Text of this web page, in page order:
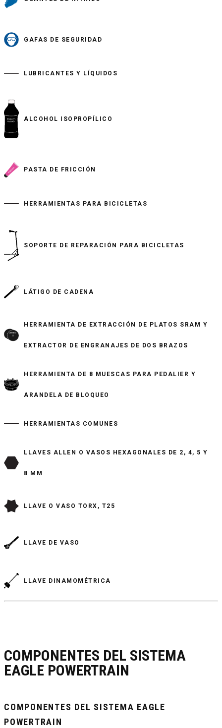
GAFAS DE SEGURIDAD
LUBRICANTES Y LÍQUIDOS
ALCOHOL ISOPROPÍLICO
PASTA DE FRICCIÓN
HERRAMIENTAS PARA BICICLETAS
SOPORTE DE REPARACIÓN PARA BICICLETAS
LÁTIGO DE CADENA
HERRAMIENTA DE EXTRACCIÓN DE PLATOS SRAM Y
EXTRACTOR DE ENGRANAJES DE DOS BRAZOS
HERRAMIENTA DE 8 MUESCAS PARA PEDALIER Y
ARANDELA DE BLOQUEO
HERRAMIENTAS COMUNES
LLAVES ALLEN O VASOS HEXAGONALES DE 2, 4, 5 Y
8 MM
LLAVE O VASO TORX, T25
LLAVE DE VASO
LLAVE DINAMOMÉTRICA
COMPONENTES DEL SISTEMA
EAGLE POWERTRAIN
COMPONENTES DEL SISTEMA EAGLE
POWERTRAIN